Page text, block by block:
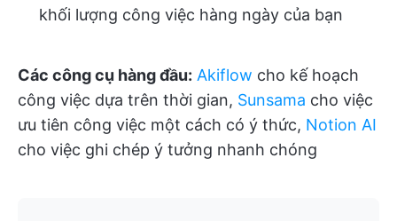
khối lượng công việc hàng ngày của bạn
Các công cụ hàng đầu: Akiflow cho kế hoạch
công việc dựa trên thời gian, Sunsama cho việc
ưu tiên công việc một cách có ý thức, Notion AI
cho việc ghi chép ý tưởng nhanh chóng